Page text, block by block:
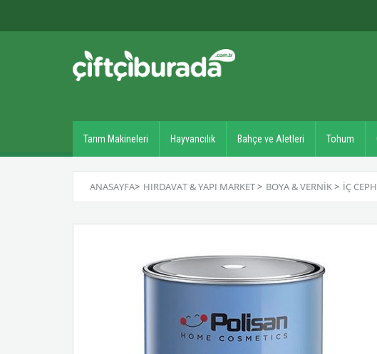
Tarım Makineleri Hayvancılık Bahçe ve Aletleri Tohum
ANASAYFA> HIRDAVAT & YAPI MARKET> BOYA & VERNIK> İÇ